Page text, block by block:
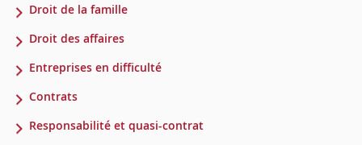
Droit de la famille
Droit des affaires
Entreprises en difficulté
Contrats
Responsabilité et quasi-contrat